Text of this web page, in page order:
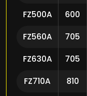
FZ500A
600
FZ560A
705
FZ630A
705
FZ710A
810